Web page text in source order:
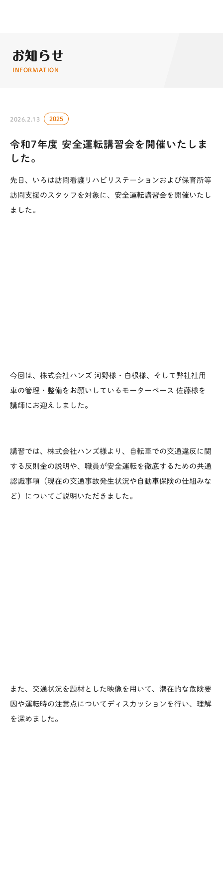
お知らせ
INFORMATION
2026.2.13 2025
令和7年度 安全運転講習会を開催いたしま
した。
先日、いろは訪問看護リハビリステーションおよび保育所等
訪問支援のスタッフを対象に、安全運転講習会を開催いたし
ました。
今回は、株式会社ハンズ 河野様・白根様、そして弊社社用
車の管理・整備をお願いしているモーターベース 佐藤様を
講師にお迎えしました。
講習では、株式会社ハンズ様より、自転車での交通違反に関
する反則金の説明や、職員が安全運転を徹底するための共通
認識事項（現在の交通事故発生状況や自動車保険の仕組みな
ど）についてご説明いただきました。
また、交通状況を題材とした映像を用いて、潜在的な危険要
因や運転時の注意点についてディスカッションを行い、理解
を深めました。